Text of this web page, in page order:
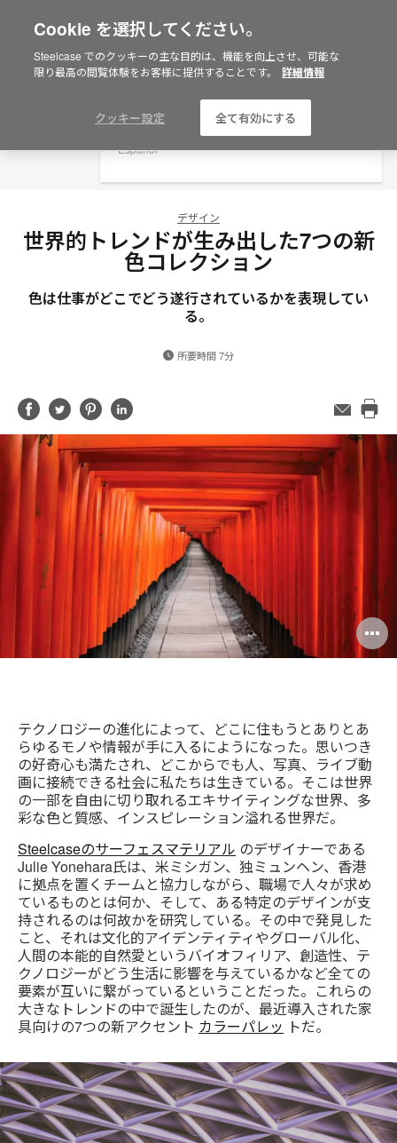
Are you in United States?
Would you like to see Products we sell in
Americas
Español
デザイン
世界的トレンドが生み出した7つの新
色コレクション
色は仕事がどこでどう遂行されているかを表現してい
る。
所要時間 7分
Share
on
Facebook
Share
on
Twitter
Share
on
Pinterest
Share
on
LinkedIn
メ
ル
ア
ス
this
テクノロジーの進化によって、どこに住もうとありとあ
らゆるモノや情報が手に入るにようになった。思いつき
の好奇心も満たされ、どこからでも人、写真、ライブ動
画に接続できる社会に私たちは生きている。そこは世界
の一部を自由に切り取れるエキサイティングな世界、多
彩な色と質感、インスピレーション溢れる世界だ。
Steelcaseのサーフェスマテリアル のデザイナーである
Julie Yonehara氏は、米ミシガン、独ミュンヘン、香港
に拠点を置くチームと協力しながら、職場で人々が求め
ているものとは何か、そして、ある特定のデザインが支
持されるのは何故かを研究している。その中で発見した
こと、それは文化的アイデンティティやグローバル化、
人間の本能的自然愛というバイオフィリア、創造性、テ
クノロジーがどう生活に影響を与えているかなど全ての
要素が互いに繋がっているということだった。これらの
大きなトレンドの中で誕生したのが、最近導入された家
具向けの7つの新アクセント カラーパレッ トだ。
Cookie を選択してください。
Steelcase でのクッキーの主な目的は、機能を向上させ、可能な
限り最高の閲覧体験をお客様に提供することです。
詳細情報
クッキー設定 全て有効にする